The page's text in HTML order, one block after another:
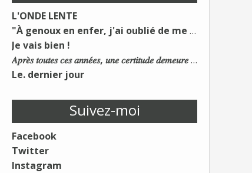
L'ONDE LENTE
"À genoux en enfer, j'ai oublié de me taire"
Je vais bien !
𝐴𝑝𝑟𝑒̀𝑠 𝑡𝑜𝑢𝑡𝑒𝑠 𝑐𝑒𝑠 𝑎𝑛𝑛𝑒́𝑒𝑠, 𝑢𝑛𝑒 𝑐𝑒𝑟𝑡𝑖𝑡𝑢𝑑𝑒 𝑑𝑒𝑚𝑒𝑢𝑟𝑒 : 𝐿𝑒 𝑚𝑜𝑛𝑑𝑒 𝑑𝑢 𝑡𝑟𝑎𝑣𝑎𝑖𝑙 𝑐ℎ𝑎𝑛𝑔𝑒. 𝐿𝑒𝑠 𝑐𝑜𝑛𝑠 𝑠'𝑎𝑑𝑎𝑝𝑡𝑒𝑛𝑡 :)
Le. dernier jour
Suivez-moi
Facebook
Twitter
Instagram